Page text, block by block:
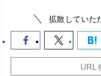
拡散していた
URL